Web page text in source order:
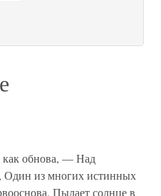
как обнова, — Над
Один из многих истинных
Пылает солнце в